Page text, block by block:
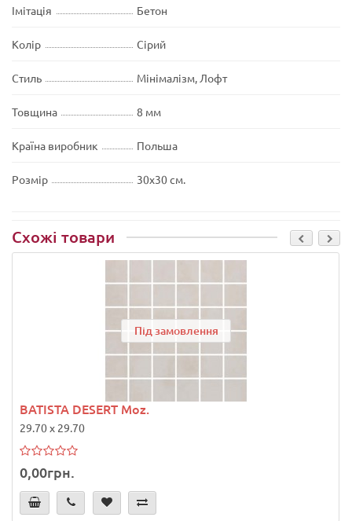
Імітація Бетон
Колір Сірий
Стиль Мінімалізм, Лофт
Товщина 8 мм
Країна виробник Польша
Розмір 30х30 см.
Схожі товари
Під замовлення
BATISTA DESERT Moz.
29.70 x 29.70
0,00грн.